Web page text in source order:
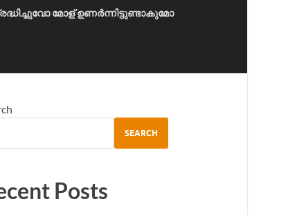
മോള് ഉണർന്നിട്ടുണ്ടാകുമോ
SEARCH
Posts